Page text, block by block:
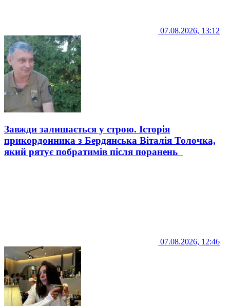
07.08.2026, 13:12
Завжди залишається у строю. Історія
прикордонника з Бердянська Віталія Толочка,
який рятує побратимів після поранень
07.08.2026, 12:46